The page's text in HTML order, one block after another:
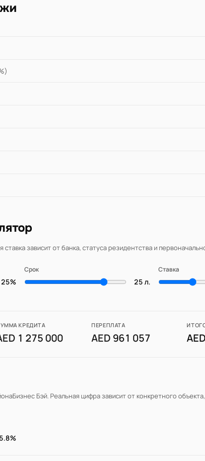
зависит от банка, статуса резидентства и
25%
Срок
25 л.
Ставка
КРЕДИТА
1 275 000
ПЕРЕПЛАТА
AED 961 057
Бизнес Бэй. Реальная цифра зависит от конкретного
5.8%